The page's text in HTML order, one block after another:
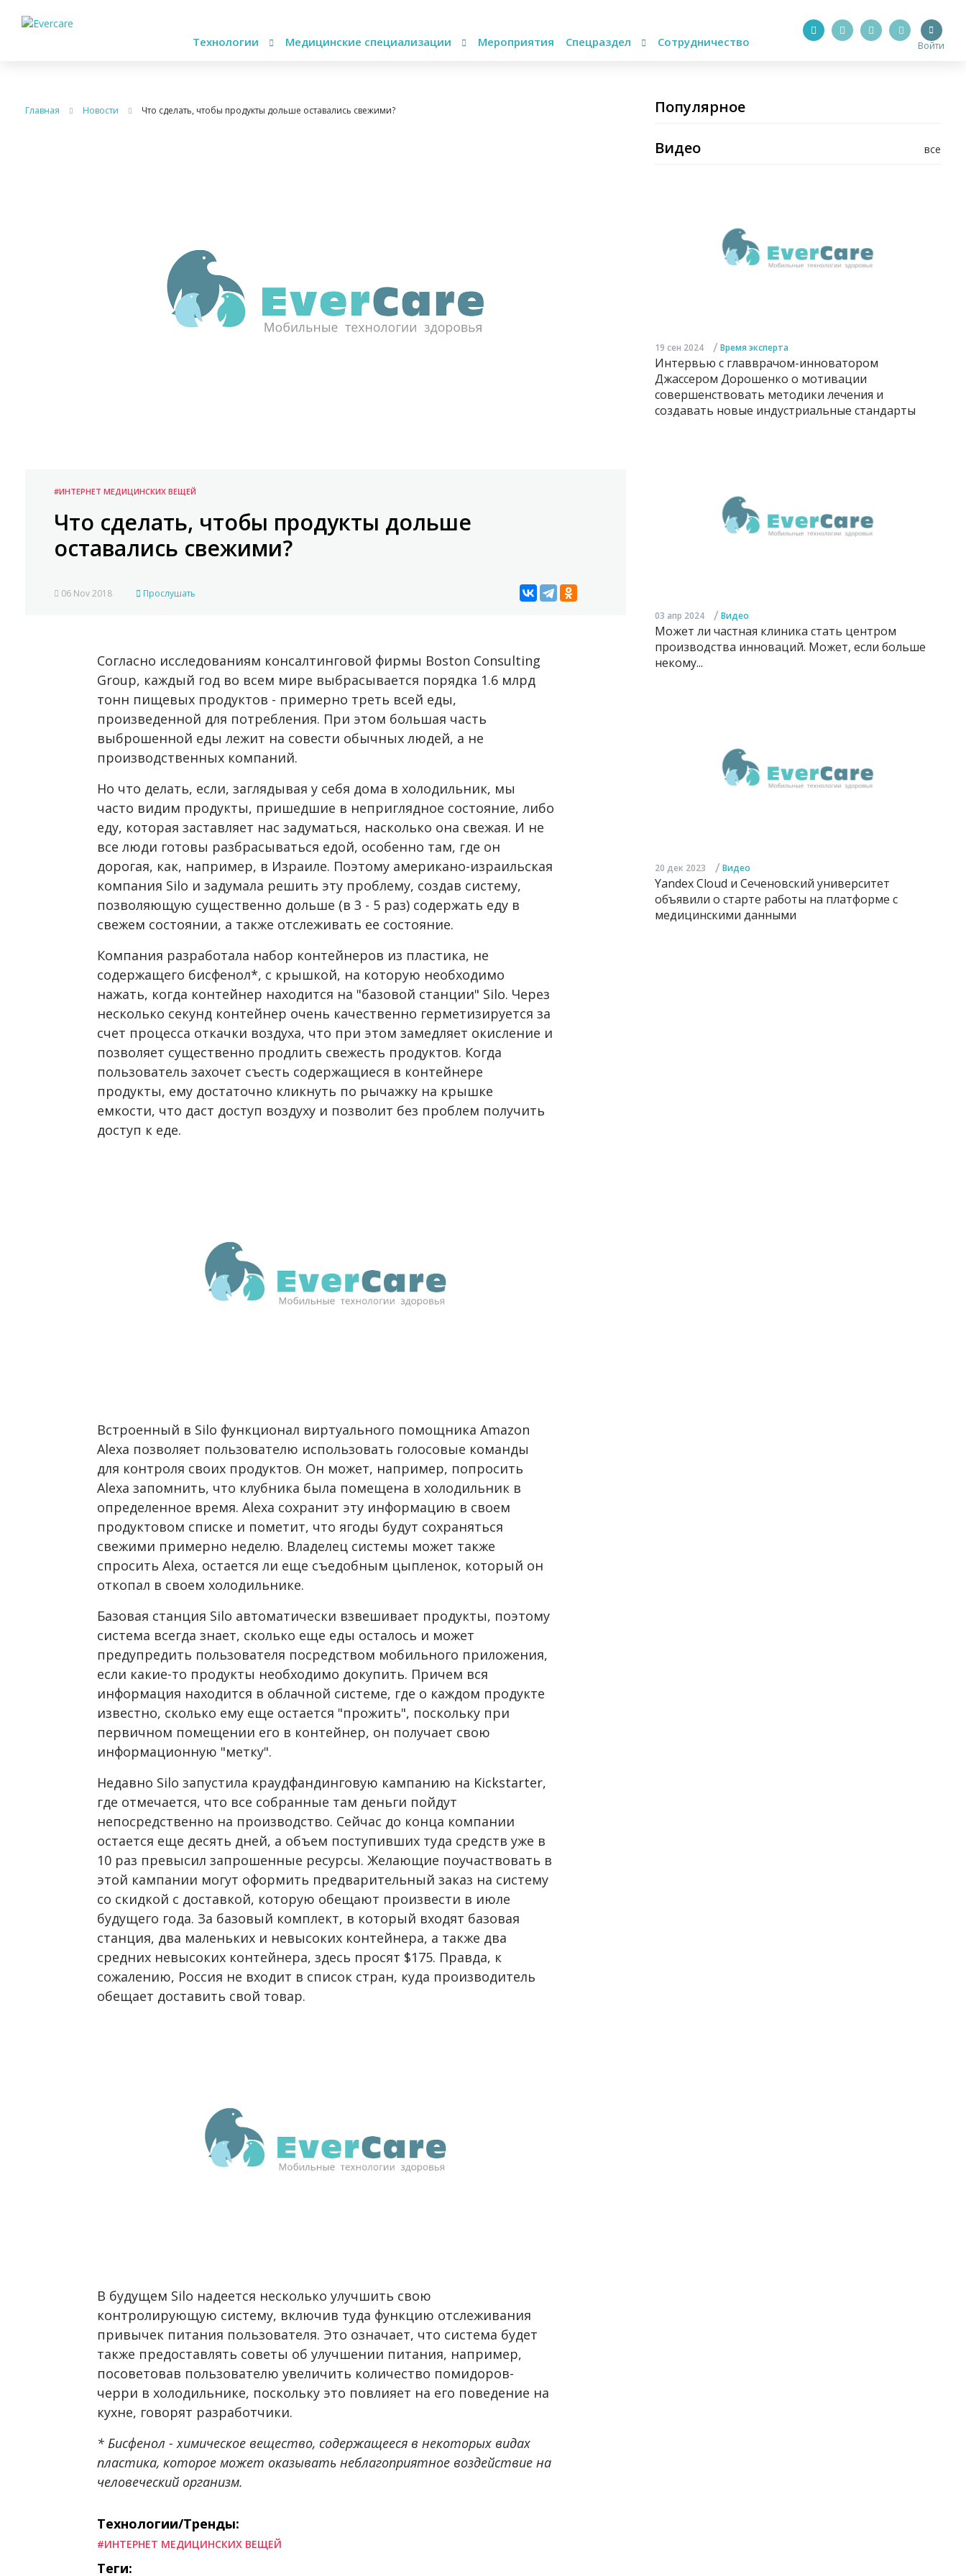
Технологии Медицинские специализации Мероприятия Спецраздел Сотрудничество Войти
Главная Новости Что сделать, чтобы продукты дольше оставались свежими?
#ИНТЕРНЕТ МЕДИЦИНСКИХ ВЕЩЕЙ
Что сделать, чтобы продукты дольше
оставались свежими?
06 Nov 2018 Прослушать
Согласно исследованиям консалтинговой фирмы Boston Consulting
Group, каждый год во всем мире выбрасывается порядка 1.6 млрд
тонн пищевых продуктов - примерно треть всей еды,
произведенной для потребления. При этом большая часть
выброшенной еды лежит на совести обычных людей, а не
производственных компаний.
Но что делать, если, заглядывая у себя дома в холодильник, мы
часто видим продукты, пришедшие в неприглядное состояние, либо
еду, которая заставляет нас задуматься, насколько она свежая. И не
все люди готовы разбрасываться едой, особенно там, где он
дорогая, как, например, в Израиле. Поэтому американо-израильская
компания Silo и задумала решить эту проблему, создав систему,
позволяющую существенно дольше (в 3 - 5 раз) содержать еду в
свежем состоянии, а также отслеживать ее состояние.
Компания разработала набор контейнеров из пластика, не
содержащего бисфенол*, с крышкой, на которую необходимо
нажать, когда контейнер находится на "базовой станции" Silo. Через
несколько секунд контейнер очень качественно герметизируется за
счет процесса откачки воздуха, что при этом замедляет окисление и
позволяет существенно продлить свежесть продуктов. Когда
пользователь захочет съесть содержащиеся в контейнере
продукты, ему достаточно кликнуть по рычажку на крышке
емкости, что даст доступ воздуху и позволит без проблем получить
доступ к еде.
Встроенный в Silo функционал виртуального помощника Amazon
Alexa позволяет пользователю использовать голосовые команды
для контроля своих продуктов. Он может, например, попросить
Alexa запомнить, что клубника была помещена в холодильник в
определенное время. Alexa сохранит эту информацию в своем
продуктовом списке и пометит, что ягоды будут сохраняться
свежими примерно неделю. Владелец системы может также
спросить Alexa, остается ли еще съедобным цыпленок, который он
откопал в своем холодильнике.
Базовая станция Silo автоматически взвешивает продукты, поэтому
система всегда знает, сколько еще еды осталось и может
предупредить пользователя посредством мобильного приложения,
если какие-то продукты необходимо докупить. Причем вся
информация находится в облачной системе, где о каждом продукте
известно, сколько ему еще остается "прожить", поскольку при
первичном помещении его в контейнер, он получает свою
информационную "метку".
Недавно Silo запустила краудфандинговую кампанию на Kickstarter,
где отмечается, что все собранные там деньги пойдут
непосредственно на производство. Сейчас до конца компании
остается еще десять дней, а объем поступивших туда средств уже в
10 раз превысил запрошенные ресурсы. Желающие поучаствовать в
этой кампании могут оформить предварительный заказ на систему
со скидкой с доставкой, которую обещают произвести в июле
будущего года. За базовый комплект, в который входят базовая
станция, два маленьких и невысоких контейнера, а также два
средних невысоких контейнера, здесь просят $175. Правда, к
сожалению, Россия не входит в список стран, куда производитель
обещает доставить свой товар.
В будущем Silo надеется несколько улучшить свою
контролирующую систему, включив туда функцию отслеживания
привычек питания пользователя. Это означает, что система будет
также предоставлять советы об улучшении питания, например,
посоветовав пользователю увеличить количество помидоров-
черри в холодильнике, поскольку это повлияет на его поведение на
кухне, говорят разработчики.
* Бисфенол - химическое вещество, содержащееся в некоторых видах
пластика, которое может оказывать неблагоприятное воздействие на
человеческий организм.
Технологии/Тренды:
#ИНТЕРНЕТ МЕДИЦИНСКИХ ВЕЩЕЙ
Теги:
Популярное
все
Видео
19 сен 2024 / Время эксперта
Интервью с главврачом-инноватором
Джассером Дорошенко о мотивации
совершенствовать методики лечения и
создавать новые индустриальные стандарты
03 апр 2024 / Видео
Может ли частная клиника стать центром
производства инноваций. Может, если больше
некому...
20 дек 2023 / Видео
Yandex Cloud и Сеченовский университет
объявили о старте работы на платформе с
медицинскими данными